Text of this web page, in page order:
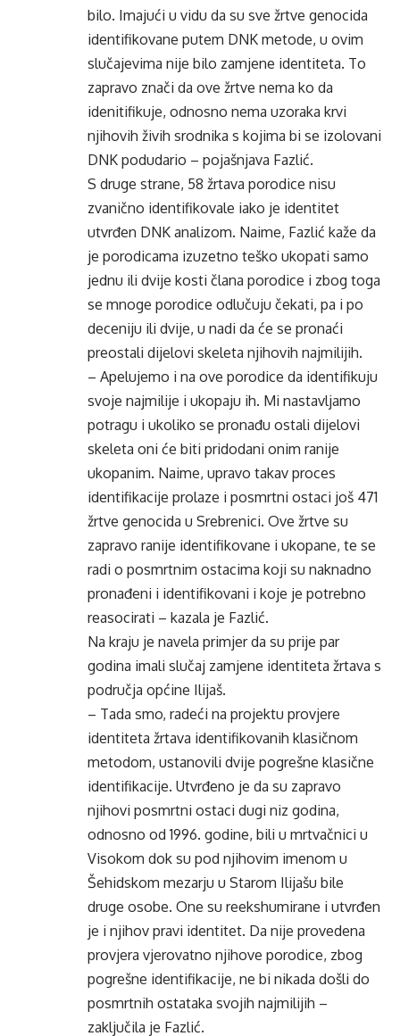
bilo. Imajući u vidu da su sve žrtve genocida
identifikovane putem DNK metode, u ovim
slučajevima nije bilo zamjene identiteta. To
zapravo znači da ove žrtve nema ko da
idenitifikuje, odnosno nema uzoraka krvi
njihovih živih srodnika s kojima bi se izolovani
DNK podudario – pojašnjava Fazlić.
S druge strane, 58 žrtava porodice nisu
zvanično identifikovale iako je identitet
utvrđen DNK analizom. Naime, Fazlić kaže da
je porodicama izuzetno teško ukopati samo
jednu ili dvije kosti člana porodice i zbog toga
se mnoge porodice odlučuju čekati, pa i po
deceniju ili dvije, u nadi da će se pronaći
preostali dijelovi skeleta njihovih najmilijih.
– Apelujemo i na ove porodice da identifikuju
svoje najmilije i ukopaju ih. Mi nastavljamo
potragu i ukoliko se pronađu ostali dijelovi
skeleta oni će biti pridodani onim ranije
ukopanim. Naime, upravo takav proces
identifikacije prolaze i posmrtni ostaci još 471
žrtve genocida u Srebrenici. Ove žrtve su
zapravo ranije identifikovane i ukopane, te se
radi o posmrtnim ostacima koji su naknadno
pronađeni i identifikovani i koje je potrebno
reasocirati – kazala je Fazlić.
Na kraju je navela primjer da su prije par
godina imali slučaj zamjene identiteta žrtava s
područja općine Ilijaš.
– Tada smo, radeći na projektu provjere
identiteta žrtava identifikovanih klasičnom
metodom, ustanovili dvije pogrešne klasične
identifikacije. Utvrđeno je da su zapravo
njihovi posmrtni ostaci dugi niz godina,
odnosno od 1996. godine, bili u mrtvačnici u
Visokom dok su pod njihovim imenom u
Šehidskom mezarju u Starom Ilijašu bile
druge osobe. One su reekshumirane i utvrđen
je i njihov pravi identitet. Da nije provedena
provjera vjerovatno njihove porodice, zbog
pogrešne identifikacije, ne bi nikada došli do
posmrtnih ostataka svojih najmilijih –
zaključila je Fazlić.